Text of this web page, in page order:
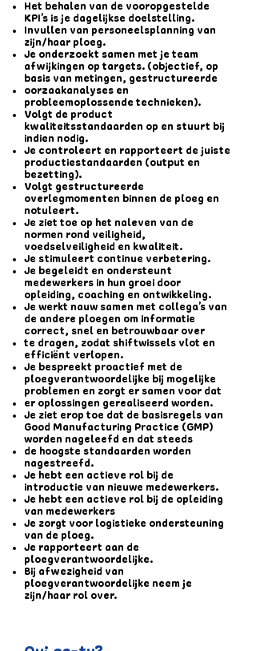
Het behalen van de vooropgestelde
KPI’s is je dagelijkse doelstelling.
Invullen van personeelsplanning van
zijn/haar ploeg.
Je onderzoekt samen met je team
afwijkingen op targets. (objectief, op
basis van metingen, gestructureerde
oorzaakanalyses en
probleemoplossende technieken).
Volgt de product
kwaliteitsstandaarden op en stuurt bij
indien nodig.
Je controleert en rapporteert de juiste
productiestandaarden (output en
bezetting).
Volgt gestructureerde
overlegmomenten binnen de ploeg en
notuleert.
Je ziet toe op het naleven van de
normen rond veiligheid,
voedselveiligheid en kwaliteit.
Je stimuleert continue verbetering.
Je begeleidt en ondersteunt
medewerkers in hun groei door
opleiding, coaching en ontwikkeling.
Je werkt nauw samen met collega’s van
de andere ploegen om informatie
correct, snel en betrouwbaar over
te dragen, zodat shiftwissels vlot en
efficiënt verlopen.
Je bespreekt proactief met de
ploegverantwoordelijke bij mogelijke
problemen en zorgt er samen voor dat
er oplossingen gerealiseerd worden.
Je ziet erop toe dat de basisregels van
Good Manufacturing Practice (GMP)
worden nageleefd en dat steeds
de hoogste standaarden worden
nagestreefd.
Je hebt een actieve rol bij de
introductie van nieuwe medewerkers.
Je hebt een actieve rol bij de opleiding
van medewerkers
Je zorgt voor logistieke ondersteuning
van de ploeg.
Je rapporteert aan de
ploegverantwoordelijke.
Bij afwezigheid van
ploegverantwoordelijke neem je
zijn/haar rol over.